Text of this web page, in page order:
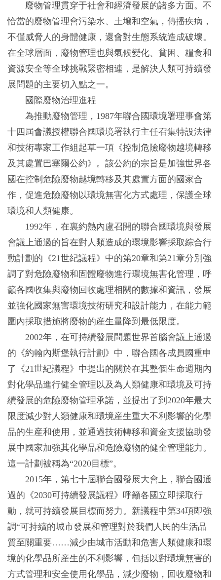
廢物管理貫穿于社會和經濟發展的諸多方面。不
恰當的廢物管理會污染水、土壤和空氣，傳播疾病，
不僅威脅人的身體健康，還會對生態系統造成破壞。
在全球層面，廢物管理也與氣候變化、貧困、糧食和
資源安全等全球挑戰緊密相連，是解決人類可持續發
展問題的主要切入點之一。
國際廢物治理進程
為推動廢物管理，1987年聯合國環境署理事會第
十四屆會議授權聯合國環境署執行主任召集特設法律
和技術專家工作組起草一項《控制危險廢物越境轉移
及其處置巴塞爾公約》。該公約的宗旨是加強世界各
國在控制危險廢物越境轉移及其處置方面的國家合
作，促進危險廢物以環境無害化方式處理，保護全球
環境和人類健康。
1992年，在裏約熱內盧召開的聯合國環境與發展
會議上通過的旨在對人類造成的環境影響採取綜合行
動計劃的《21世紀議程》中的第20章和第21章分別強
調了對危險廢物和固體廢物進行環境無害化管理，呼
籲各國收集與廢物回收處理相關的數據和資訊，發展
並強化國家無害環境技術研究和設計能力，在能力範
圍內採取措施將廢物的産生量降到最低限度。
2002年，在可持續發展問題世界首腦會議上通過
的《約翰內斯堡執行計劃》中，聯合國各成員國重申
了《21世紀議程》中提出的關於在其整個生命週期內
對化學品進行健全管理以及為人類健康和環境及可持
續發展的危險廢物管理承諾，並提出了到2020年最大
限度減少對人類健康和環境産生重大不利影響的化學
品的生産和使用，並通過技術轉移和資金支援協助發
展中國家加強其化學品和危險廢物的健全管理能力。
這一計劃被稱為“2020目標”。
2015年，第七十屆聯合國發展大會上，聯合國通
過的《2030可持續發展議程》呼籲各國立即採取行
動，就可持續發展目標而努力。新議程中第34項即強
調“可持續的城市發展和管理對於我們人民的生活品
質至關重要……減少由城市活動和危害人類健康和環
境的化學品所産生的不利影響，包括以對環境無害的
方式管理和安全使用化學品，減少廢物，回收廢物和